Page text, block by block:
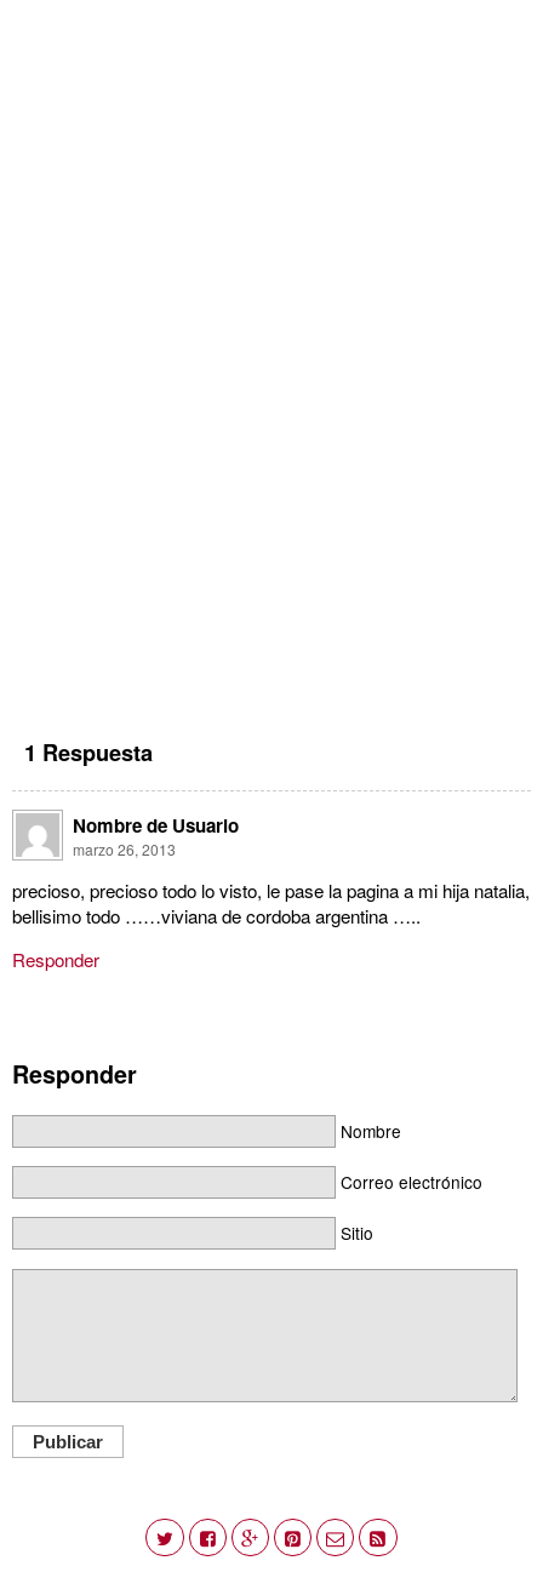
1 Respuesta
Nombre de Usuario
marzo 26, 2013
precioso, precioso todo lo visto, le pase la pagina a mi hija natalia,
bellisimo todo ……viviana de cordoba argentina …..
Responder
Responder
Nombre
Correo electrónico
Sitio
Publicar